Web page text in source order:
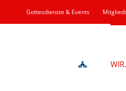
Gottesdienste & Events